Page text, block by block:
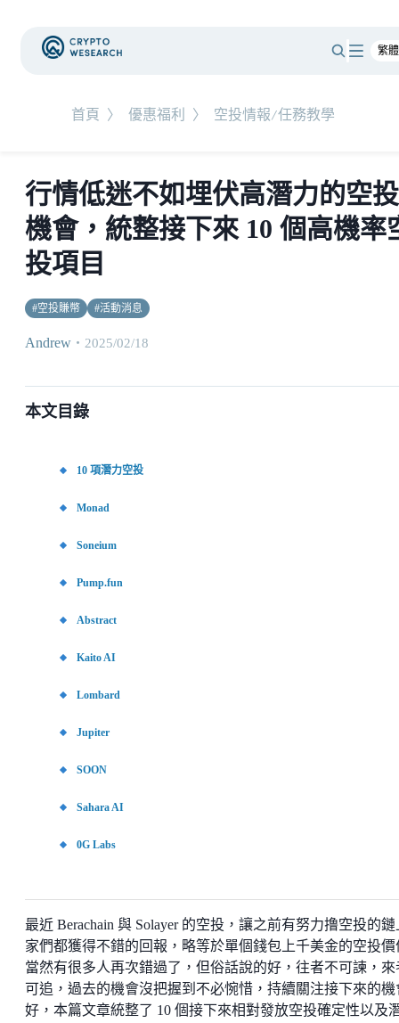
首頁 〉 優惠福利 〉 空投情報/任務教學
行情低迷不如埋伏高潛力的空投
機會，統整接下來 10 個高機率
投項目
#空投賺幣 #活動消息
Andrew ・ 2025/02/18
本文目錄
10 項潛力空投
Monad
Soneium
Pump.fun
Abstract
Kaito AI
Lombard
Jupiter
SOON
Sahara AI
0G Labs
最近 Berachain 與 Solayer 的空投，讓之前有努力撸空投的
家們都獲得不錯的回報，略等於單個錢包上千美金的空投價
當然有很多人再次錯過了，但俗話說的好，往者不可諫，來
可追，過去的機會沒把握到不必惋惜，持續關注接下來的機
好，本篇文章統整了 10 個接下來相對發放空投確定性以及